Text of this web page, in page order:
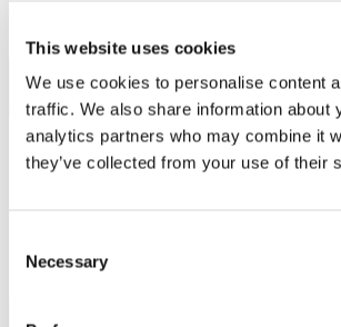
This website uses cookies
We use cookies to personalise content
traffic. We also share information about
analytics partners who may combine it
they’ve collected from your use of their
Selection
Necessary
Pensa sostenibile. Pensa ai
Pensa al cemento riciclato.
I prodotti Blue Molds® possono essere